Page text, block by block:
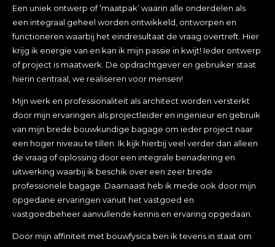
Een uniek ontwerp of ‘maatpak’ waarin alle onderdelen als
een integraal geheel worden ontwikkeld, ontworpen en
functioneren waarbij het eindresultaat de vraag overtreft. Hier
krijg ik energie van en kan ik mijn passie in kwijt! Ieder ontwerp
of project is maatwerk. De opdrachtgever en gebruiker staat
hierin centraal, we realiseren voor mensen!
Mijn werk en professionaliteit als architect worden versterkt
door mijn ervaringen als projectleider en ingenieur en gebruik
van mijn brede bouwkundige bagage om ieder project naar
een hoger niveau te tillen. Ik kijk hierbij veel verder dan alleen
de vraag of oplossing door een integrale benadering en
uitwerking waarbij ik beschik over een zeer brede
professionele bagage. Daarnaast heb ik mede ook door mijn
opgedane ervaringen vanuit het vastgoed en
vastgoedbeheer aanvullende kennis en ervaring opgedaan.
Door mijn affiniteit met bouwfysica ben ik tevens in staat om